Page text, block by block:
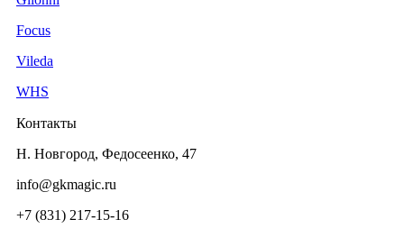
Focus
Vileda
WHS
Контакты
Н. Новгород, Федосеенко, 47
info@gkmagic.ru
+7 (831) 217-15-16